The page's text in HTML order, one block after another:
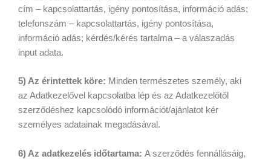
cím – kapcsolattartás, igény pontosítása, információ adás;
telefonszám – kapcsolattartás, igény pontosítása,
információ adás; kérdés/kérés tartalma – a válaszadás
input adata.
5) Az érintettek köre: Minden természetes személy, aki
az Adatkezelővel kapcsolatba lép és az Adatkezelőtől
szerződéshez kapcsolódó információt/ajánlatot kér
személyes adatainak megadásával.
6) Az adatkezelés időtartama: A szerződés fennállásáig,